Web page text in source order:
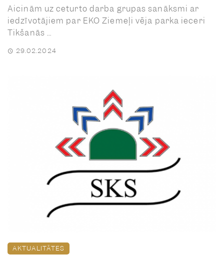
Aicinām uz ceturto darba grupas sanāksmi ar
iedzīvotājiem par EKO Ziemeļi vēja parka ieceri
Tikšanās ...
29.02.2024
AKTUALITĀTES